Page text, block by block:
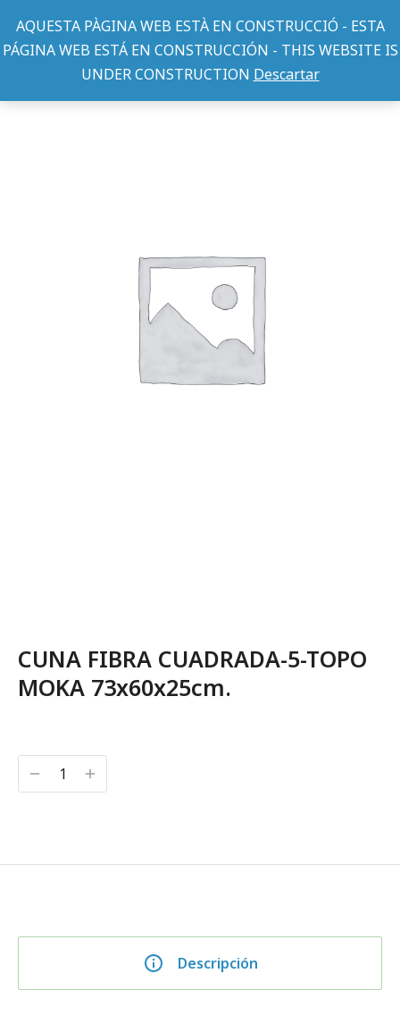
AQUESTA PÀGINA WEB ESTÀ EN CONSTRUCCIÓ - ESTA
PÁGINA WEB ESTÁ EN CONSTRUCCIÓN - THIS WEBSITE IS
UNDER CONSTRUCTION Descartar
CUNA FIBRA CUADRADA-5-TOPO
MOKA 73x60x25cm.
Descripción